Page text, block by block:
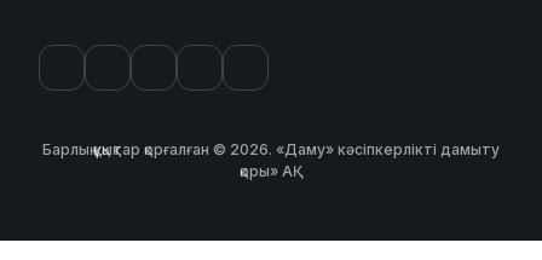
Барлық құқықтар қорғалған © 2026. «Даму» кәсіпкерлікті дамыту
қоры» АҚ